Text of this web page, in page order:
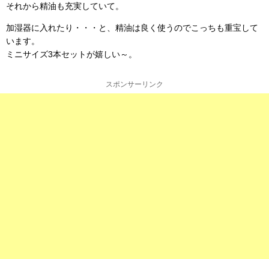
それから精油も充実していて。
加湿器に入れたり・・・と、精油は良く使うのでこっちも重宝して
います。
ミニサイズ3本セットが嬉しい～。
スポンサーリンク